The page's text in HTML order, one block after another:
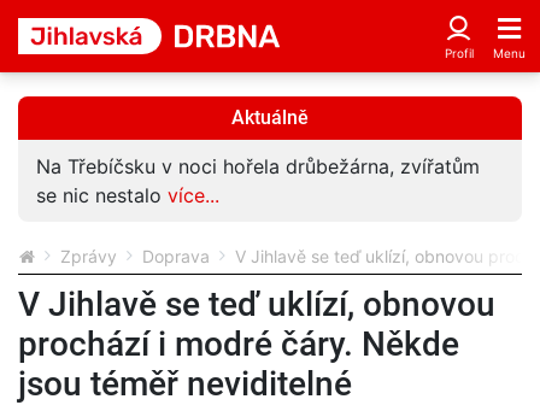
Aktuálně
Na Třebíčsku v noci hořela drůbežárna, zvířatům
se nic nestalo více...
Zprávy Doprava V Jihlavě se teď uklízí, obnovou
V Jihlavě se teď uklízí, obnovou
prochází i modré čáry. Někde
jsou téměř neviditelné